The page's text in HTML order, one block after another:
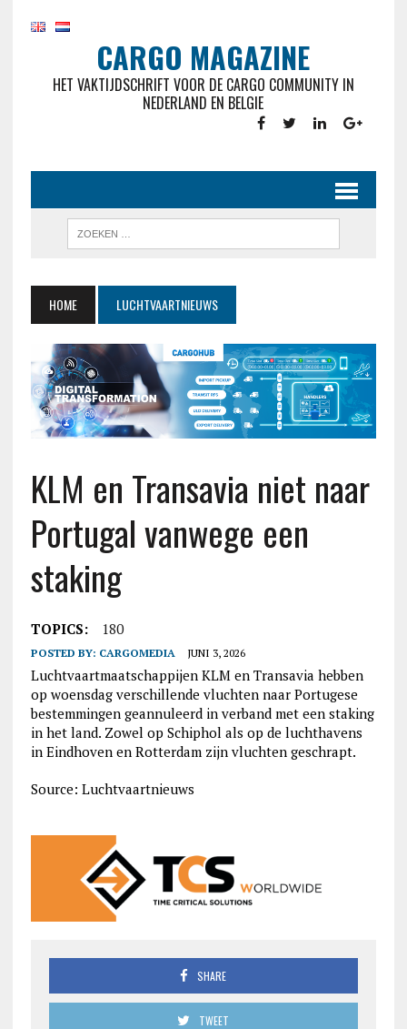
CARGO MAGAZINE
HET VAKTIJDSCHRIFT VOOR DE CARGO COMMUNITY IN
NEDERLAND EN BELGIE
HOME LUCHTVAARTNIEUWS
KLM en Transavia niet naar
Portugal vanwege een
staking
TOPICS: 180
POSTED BY: CARGOMEDIA JUNI 3, 2026
Luchtvaartmaatschappijen KLM en Transavia hebben
op woensdag verschillende vluchten naar Portugese
bestemmingen geannuleerd in verband met een staking
in het land. Zowel op Schiphol als op de luchthavens
in Eindhoven en Rotterdam zijn vluchten geschrapt.
Source: Luchtvaartnieuws
SHARE
TWEET